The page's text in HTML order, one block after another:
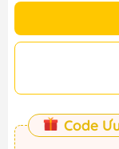
Code